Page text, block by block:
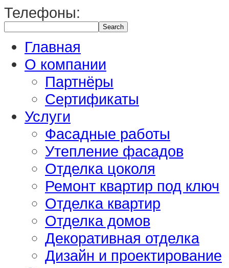
Телефоны:
Главная
О компании
Партнёры
Сертификаты
Услуги
Фасадные работы
Утепление фасадов
Отделка цоколя
Ремонт квартир под ключ
Отделка квартир
Отделка домов
Декоративная отделка
Дизайн и проектирование